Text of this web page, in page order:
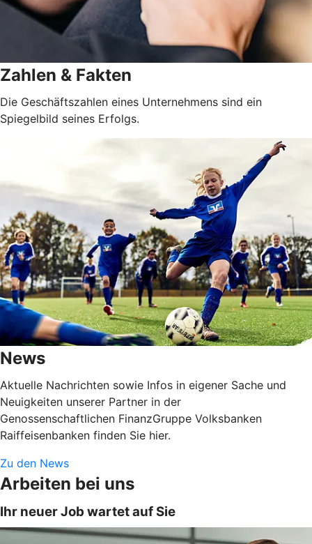
Zahlen & Fakten
Die Geschäftszahlen eines Unternehmens sind ein
Spiegelbild seines Erfolgs.
News
Aktuelle Nachrichten sowie Infos in eigener Sache und
Neuigkeiten unserer Partner in der
Genossenschaftlichen FinanzGruppe Volksbanken
Raiffeisenbanken finden Sie hier.
Zu den News
Arbeiten bei uns
Ihr neuer Job wartet auf Sie